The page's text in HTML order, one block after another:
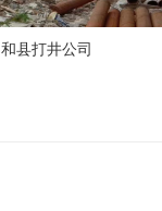
和县打井公司